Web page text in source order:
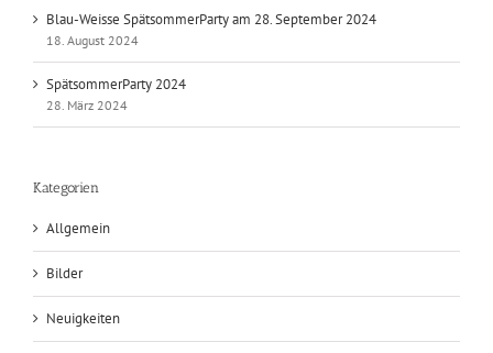
Blau-Weisse SpätsommerParty am 28. September 2024
18. August 2024
SpätsommerParty 2024
28. März 2024
Kategorien
Allgemein
Bilder
Neuigkeiten